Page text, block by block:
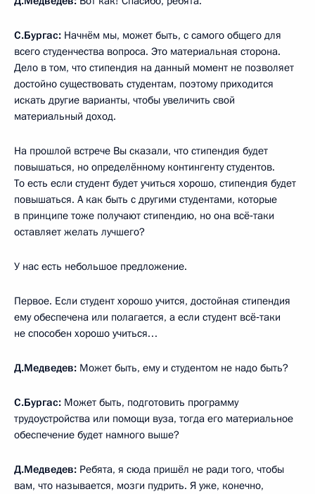
С.Бургас: Начнём мы, может быть, с самого общего для
всего студенчества вопроса. Это материальная сторона.
Дело в том, что стипендия на данный момент не позволяет
достойно существовать студентам, поэтому приходится
искать другие варианты, чтобы увеличить свой
материальный доход.
На прошлой встрече Вы сказали, что стипендия будет
повышаться, но определённому контингенту студентов.
То есть если студент будет учиться хорошо, стипендия будет
повышаться. А как быть с другими студентами, которые
в принципе тоже получают стипендию, но она всё‑таки
оставляет желать лучшего?
У нас есть небольшое предложение.
Первое. Если студент хорошо учится, достойная стипендия
ему обеспечена или полагается, а если студент всё‑таки
не способен хорошо учиться…
Д.Медведев: Может быть, ему и студентом не надо быть?
С.Бургас: Может быть, подготовить программу
трудоустройства или помощи вуза, тогда его материальное
обеспечение будет намного выше?
Д.Медведев: Ребята, я сюда пришёл не ради того, чтобы
вам, что называется, мозги пудрить. Я уже, конечно,